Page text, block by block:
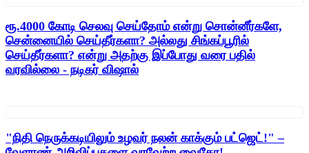
ரூ.4000 கோடி செலவு செய்தோம் என்று சொன்னீர்களே,
சென்னையில் செய்தீர்களா? அல்லது சிங்கப்பூரில்
செய்தீர்களா? என்று அதற்கு இப்போது வரை பதில்
வரவில்லை - நடிகர் விஷால்
"நிதி நெருக்கடியிலும் உழவர் நலன் காக்கும் பட்ஜெட்!" –